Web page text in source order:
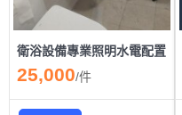
衛浴設備專業照明水電配置
25,000/件